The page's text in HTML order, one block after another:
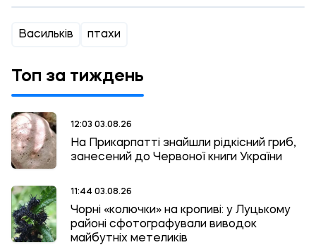
Васильків птахи
Топ за тиждень
12:03 03.08.26
На Прикарпатті знайшли рідкісний гриб,
занесений до Червоної книги України
11:44 03.08.26
Чорні «колючки» на кропиві: у Луцькому
районі сфотографували виводок
майбутніх метеликів